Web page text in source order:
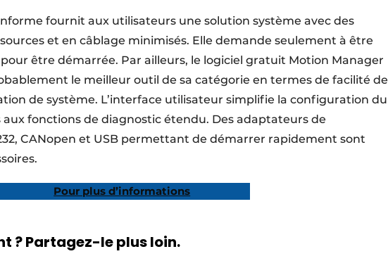
fournit aux utilisateurs une solution système avec des
et en câblage minimisés. Elle demande seulement à être
être démarrée. Par ailleurs, le logiciel gratuit Motion Manager
le meilleur outil de sa catégorie en termes de facilité de
de système. L’interface utilisateur simplifie la configuration du
aux fonctions de diagnostic étendu. Des adaptateurs de
CANopen et USB permettant de démarrer rapidement sont
Pour plus d’informations
? Partagez-le plus loin.